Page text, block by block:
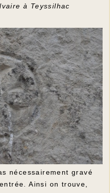
à Teyssilhac
nécessairement gravé
Ainsi on trouve,